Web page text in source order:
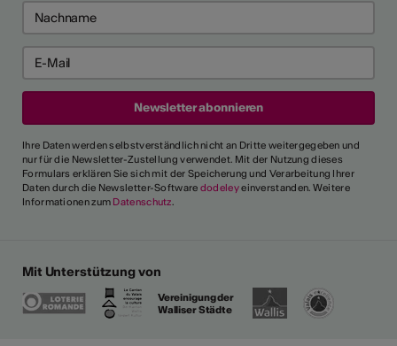
Ihre Daten werden selbstverständlich nicht an Dritte weitergegeben und
nur für die Newsletter-Zustellung verwendet. Mit der Nutzung dieses
Formulars erklären Sie sich mit der Speicherung und Verarbeitung Ihrer
Daten durch die Newsletter-Software dodeleyeinverstanden. Weitere
Informationen zum Datenschutz.
Mit Unterstützung von
Vereinigung der
Walliser Städte